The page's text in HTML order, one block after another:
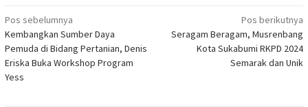
Navigasi
pos
Pos sebelumnya
Kembangkan Sumber Daya
Pemuda di Bidang Pertanian, Denis
Eriska Buka Workshop Program
Yess
Pos berikutnya
Seragam Beragam, Musrenbang
Kota Sukabumi RKPD 2024
Semarak dan Unik